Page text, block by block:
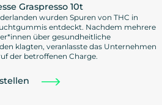
Graspresso 10t
wurden Spuren von THC in
entdeckt. Nachdem mehrere
über gesundheitliche
klagten, veranlasste das Unternehmen
der betroffenen Charge.